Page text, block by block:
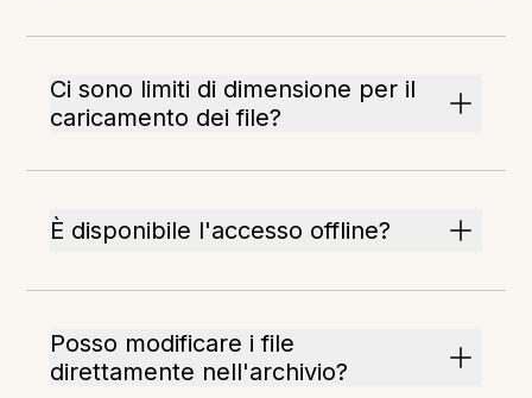
Ci sono limiti di dimensione per il
caricamento dei file?
È disponibile l'accesso offline?
Posso modificare i file
direttamente nell'archivio?